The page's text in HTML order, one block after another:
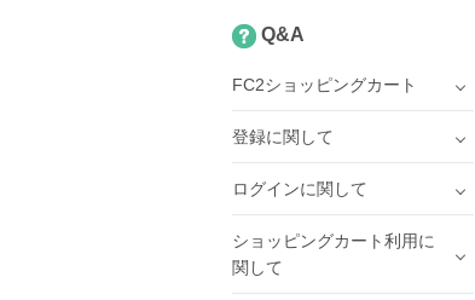
Q&A
FC2ショッピングカート
登録に関して
ログインに関して
ショッピングカート利用に
関して